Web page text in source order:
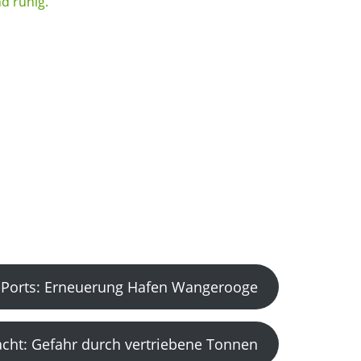
Erneuerung Hafen Wangerooge
Gefahr durch vertriebene Tonnen